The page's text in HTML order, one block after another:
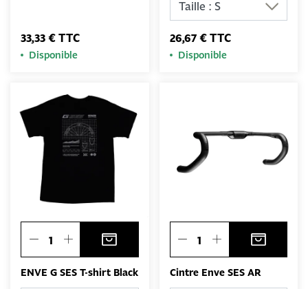
33,33 € TTC
Disponible
26,67 € TTC
Disponible
ENVE G SES T-shirt Black Cintre Enve SES AR